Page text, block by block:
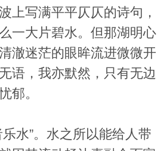
上写满平平仄仄的诗句，
一大片碧水。但那湖明心
澈迷茫的眼眸流进微微开
语，我亦默然，只有无边
郁。
水”。水之所以能给人带